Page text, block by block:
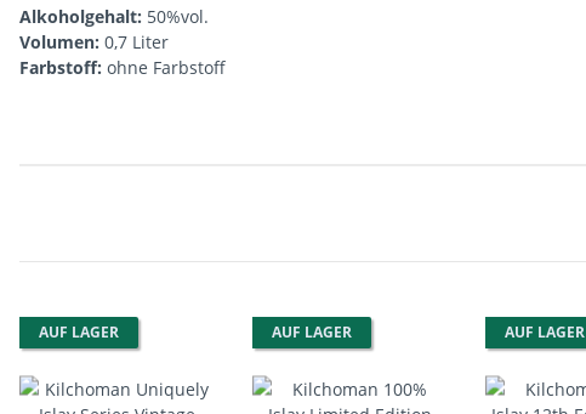
Alkoholgehalt: 50%vol.
Volumen: 0,7 Liter
Farbstoff: ohne Farbstoff
AUF LAGER AUF LAGER AUF LAGER